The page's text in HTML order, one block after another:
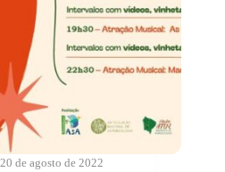
20 de agosto de 2022